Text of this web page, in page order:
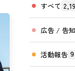
すべて
広告 / 告知
活動報告 9